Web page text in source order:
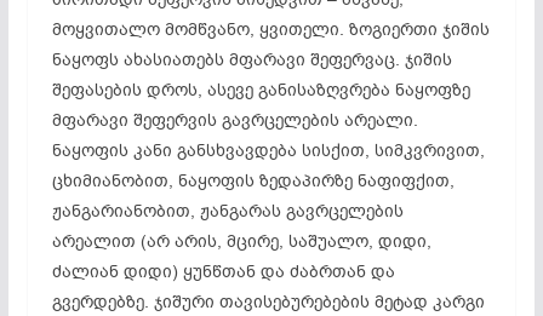
მოყვითალო მომწვანო, ყვითელი. ზოგიერთი ჯიშის
ნაყოფს ახასიათებს მფარავი შეფერვაც. ჯიშის
შეფასების დროს, ასევე განისაზღვრება ნაყოფზე
მფარავი შეფერვის გავრცელების არეალი.
ნაყოფის კანი განსხვავდება სისქით, სიმკვრივით,
ცხიმიანობით, ნაყოფის ზედაპირზე ნაფიფქით,
ჟანგარიანობით, ჟანგარას გავრცელების
არეალით (არ არის, მცირე, საშუალო, დიდი,
ძალიან დიდი) ყუნწთან და ძაბრთან და
გვერდებზე. ჯიშური თავისებურებების მეტად კარგი